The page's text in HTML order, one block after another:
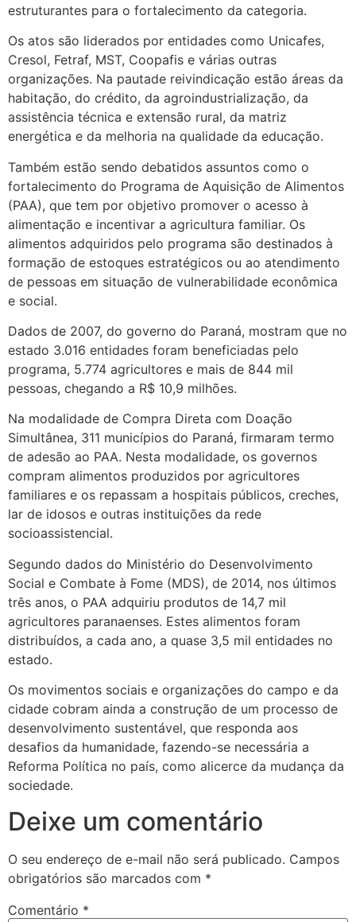
estruturantes para o fortalecimento da categoria.
Os atos são liderados por entidades como Unicafes,
Cresol, Fetraf, MST, Coopafis e várias outras
organizações. Na pautade reivindicação estão áreas da
habitação, do crédito, da agroindustrialização, da
assistência técnica e extensão rural, da matriz
energética e da melhoria na qualidade da educação.
Também estão sendo debatidos assuntos como o
fortalecimento do Programa de Aquisição de Alimentos
(PAA), que tem por objetivo promover o acesso à
alimentação e incentivar a agricultura familiar. Os
alimentos adquiridos pelo programa são destinados à
formação de estoques estratégicos ou ao atendimento
de pessoas em situação de vulnerabilidade econômica
e social.
Dados de 2007, do governo do Paraná, mostram que no
estado 3.016 entidades foram beneficiadas pelo
programa, 5.774 agricultores e mais de 844 mil
pessoas, chegando a R$ 10,9 milhões.
Na modalidade de Compra Direta com Doação
Simultânea, 311 municípios do Paraná, firmaram termo
de adesão ao PAA. Nesta modalidade, os governos
compram alimentos produzidos por agricultores
familiares e os repassam a hospitais públicos, creches,
lar de idosos e outras instituições da rede
socioassistencial.
Segundo dados do Ministério do Desenvolvimento
Social e Combate à Fome (MDS), de 2014, nos últimos
três anos, o PAA adquiriu produtos de 14,7 mil
agricultores paranaenses. Estes alimentos foram
distribuídos, a cada ano, a quase 3,5 mil entidades no
estado.
Os movimentos sociais e organizações do campo e da
cidade cobram ainda a construção de um processo de
desenvolvimento sustentável, que responda aos
desafios da humanidade, fazendo-se necessária a
Reforma Política no país, como alicerce da mudança da
sociedade.
Deixe um comentário
O seu endereço de e-mail não será publicado. Campos
obrigatórios são marcados com *
Comentário *